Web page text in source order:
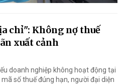
chỉ": Không nợ thuế
xuất cảnh
doanh nghiệp không hoạt động tại
số thuế đúng hạn, người đại diện